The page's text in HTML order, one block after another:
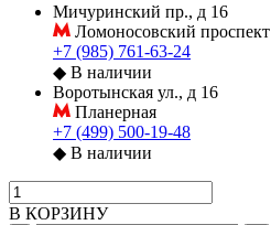
Мичуринский пр., д 16
Ломоносовский проспект
+7 (985) 761-63-24
◆ В наличии
Воротынская ул., д 16
Планерная
+7 (499) 500-19-48
◆ В наличии
В КОРЗИНУ